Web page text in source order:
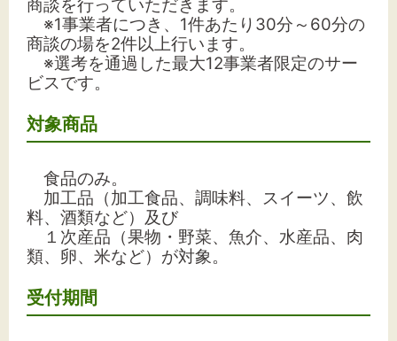
商談を行っていただきます。
※1事業者につき、1件あたり30分～60分の
商談の場を2件以上行います。
※選考を通過した最大12事業者限定のサー
ビスです。
対象商品
食品のみ。
加工品（加工食品、調味料、スイーツ、飲
料、酒類など） 及び
１次産品（果物・野菜、魚介、水産品、肉
類、卵、米など）が対象。
受付期間